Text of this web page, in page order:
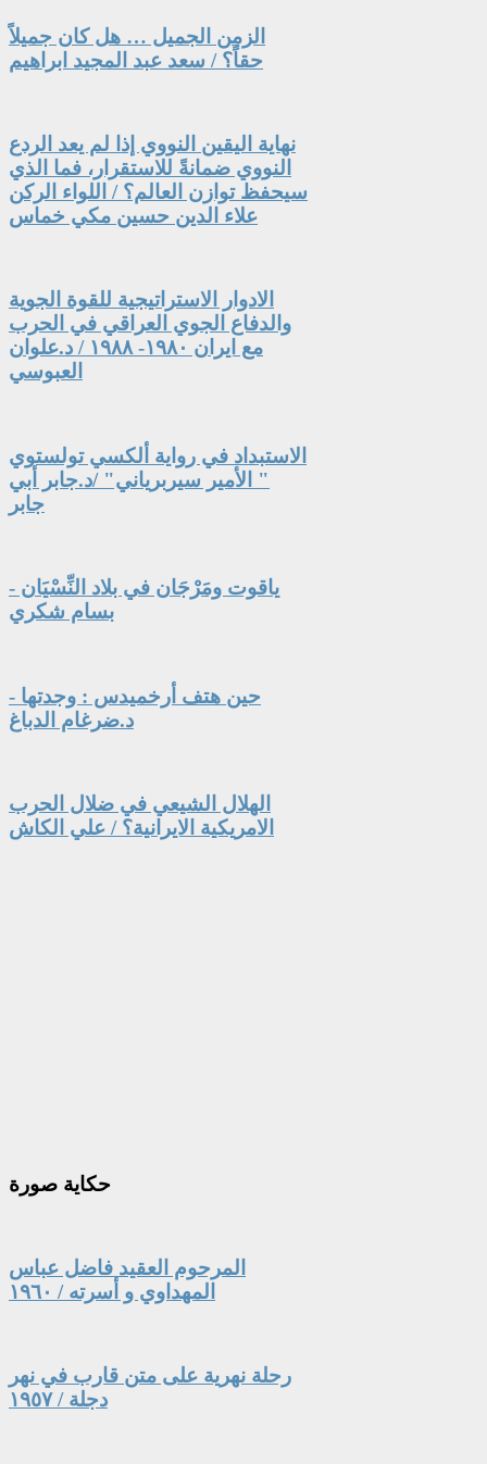
الزمن الجميل … هل كان جميلاً
حقاً؟ / سعد عبد المجيد ابراهيم
نهاية اليقين النووي إذا لم يعد الردع
النووي ضمانةً للاستقرار، فما الذي
سيحفظ توازن العالم؟ / اللواء الركن
علاء الدين حسين مكي خماس
الادوار الاستراتيجية للقوة الجوية
والدفاع الجوي العراقي في الحرب
مع ايران ١٩٨٠- ١٩٨٨ / د.علوان
العبوسي
الاستبداد في رواية ألكسي تولستوي
" الأمير سيربرياني" /د.جابر أبي
جابر
ياقوت ومَرْجَان في بلاد النِّسْيَان -
بسام شكري
حين هتف أرخميدس : وجدتها -
د.ضرغام الدباغ
الهلال الشيعي في ضلال الحرب
الامريكية الايرانية؟ / علي الكاش
حكاية صورة
المرحوم العقيد فاضل عباس
المهداوي و أسرته / ١٩٦٠
رحلة نهرية على متن قارب في نهر
دجلة / ١٩٥٧